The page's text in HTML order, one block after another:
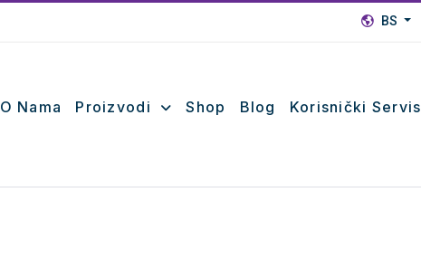
BS
O Nama Proizvodi Shop Blog Korisnički Servis